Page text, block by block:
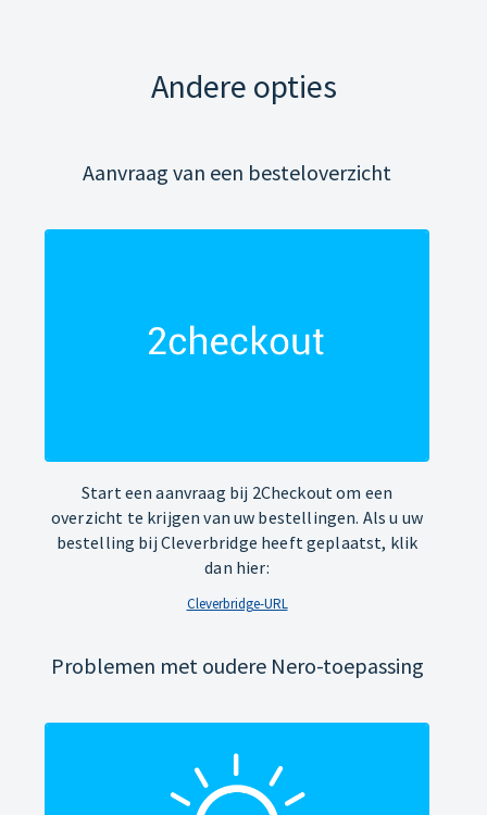
Andere opties
Aanvraag van een besteloverzicht
Start een aanvraag bij 2Checkout om een
overzicht te krijgen van uw bestellingen. Als u uw
bestelling bij Cleverbridge heeft geplaatst, klik
dan hier:
Cleverbridge-URL
Problemen met oudere Nero-toepassing